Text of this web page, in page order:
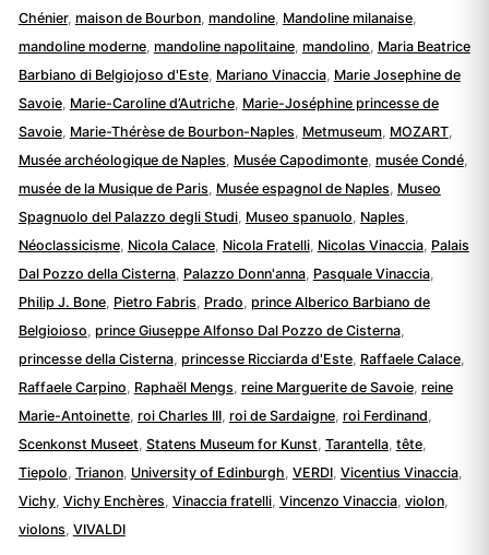
Chénier, maison de Bourbon, mandoline, Mandoline milanaise,
mandoline moderne, mandoline napolitaine, mandolino, Maria Beatrice
Barbiano di Belgiojoso d'Este, Mariano Vinaccia, Marie Josephine de
Savoie, Marie-Caroline d’Autriche, Marie-Joséphine princesse de
Savoie, Marie-Thérèse de Bourbon-Naples, Metmuseum, MOZART,
Musée archéologique de Naples, Musée Capodimonte, musée Condé,
musée de la Musique de Paris, Musée espagnol de Naples, Museo
Spagnuolo del Palazzo degli Studi, Museo spanuolo, Naples,
Néoclassicisme, Nicola Calace, Nicola Fratelli, Nicolas Vinaccia, Palais
Dal Pozzo della Cisterna, Palazzo Donn'anna, Pasquale Vinaccia,
Philip J. Bone, Pietro Fabris, Prado, prince Alberico Barbiano de
Belgioioso, prince Giuseppe Alfonso Dal Pozzo de Cisterna,
princesse della Cisterna, princesse Ricciarda d'Este, Raffaele Calace,
Raffaele Carpino, Raphaël Mengs, reine Marguerite de Savoie, reine
Marie-Antoinette, roi Charles III, roi de Sardaigne, roi Ferdinand,
Scenkonst Museet, Statens Museum for Kunst, Tarantella, tête,
Tiepolo, Trianon, University of Edinburgh, VERDI, Vicentius Vinaccia,
Vichy, Vichy Enchères, Vinaccia fratelli, Vincenzo Vinaccia, violon,
violons, VIVALDI